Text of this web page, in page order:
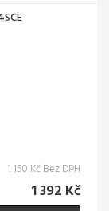
1 150 Kč Bez DPH
1 392 Kč